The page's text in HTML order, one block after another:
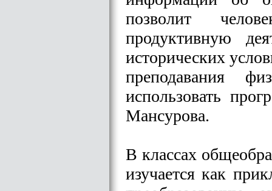
позволит
продуктивную
исторических
преподавания
использовать
Мансурова.
В классах
изучается как